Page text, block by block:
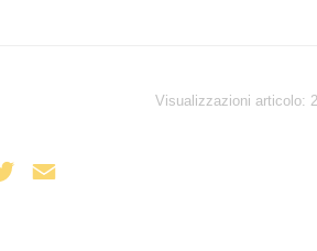
Visualizzazioni articolo: